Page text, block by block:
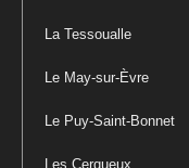
La Tessoualle
Le May-sur-Èvre
Le Puy-Saint-Bonnet
Les Cerqueux